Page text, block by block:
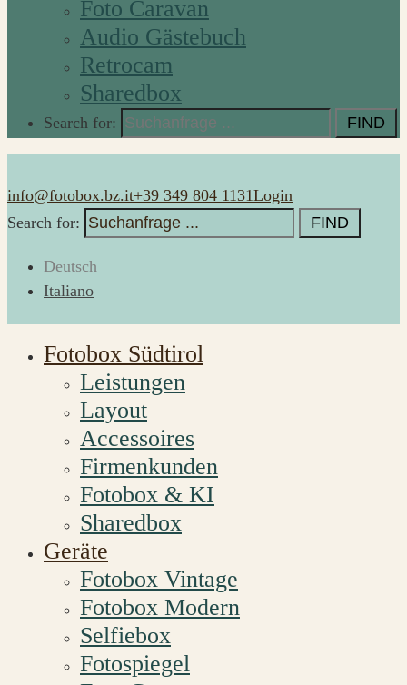
Foto Caravan
Audio Gästebuch
Retrocam
Sharedbox
Search for:
info@fotobox.bz.it+39 349 804 1131Login
Search for:
Deutsch
Italiano
Fotobox Südtirol
Leistungen
Layout
Accessoires
Firmenkunden
Fotobox & KI
Sharedbox
Geräte
Fotobox Vintage
Fotobox Modern
Selfiebox
Fotospiegel